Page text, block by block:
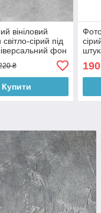
вініловий
сірий під
фон
₴
Купити
190